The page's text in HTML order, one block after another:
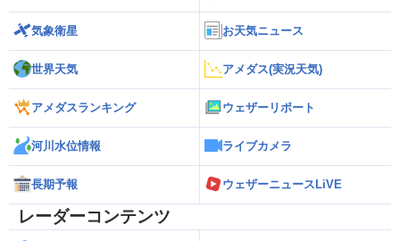
気象衛星 お天気ニュース
世界天気 アメダス(実況天気)
アメダスランキング ウェザーリポート
河川水位情報 ライブカメラ
長期予報 ウェザーニュースLiVE
レーダーコンテンツ